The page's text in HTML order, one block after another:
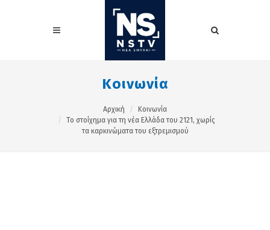
Κοινωνία
Αρχική
Κοινωνία
Το στοίχημα για τη νέα Ελλάδα του 2121, χωρίς
τα καρκινώματα του εξτρεμισμού